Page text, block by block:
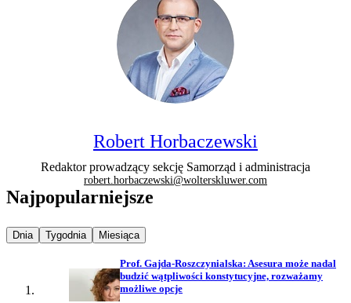
Robert Horbaczewski
Redaktor prowadzący sekcję Samorząd i administracja
robert.horbaczewski@wolterskluwer.com
Najpopularniejsze
Najpopularniejsze wiadomości z
Dnia Najpopularniejsze wiadomości z
Tygodnia Najpopularniejsze wiadomości z
Miesiąca
Prof. Gajda-Roszczynialska: Asesura może nadal
budzić wątpliwości konstytucyjne, rozważamy
możliwe opcje